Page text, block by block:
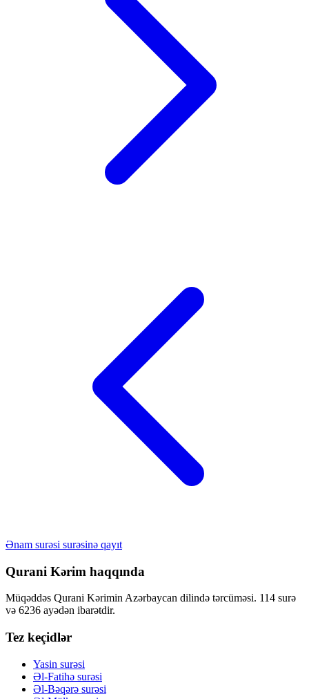
Ənam surəsi surəsinə qayıt
Qurani Kərim haqqında
Müqəddəs Qurani Kərimin Azərbaycan dilində tərcüməsi. 114 surə
və 6236 ayədən ibarətdir.
Tez keçidlər
Yasin surəsi
Əl-Fatihə surəsi
Əl-Bəqərə surəsi